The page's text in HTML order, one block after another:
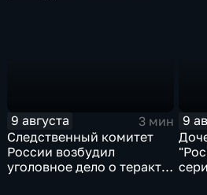
9 августа
3 мин
Следственный комитет
России возбудил
уголовное дело о теракте
9